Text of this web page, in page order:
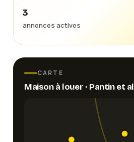
3
annonces actives
CARTE
Maisonà louer · Pantinet